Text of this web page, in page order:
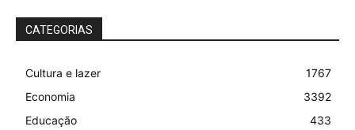
CATEGORIAS
Cultura e lazer
1767
Economia
3392
Educação
433